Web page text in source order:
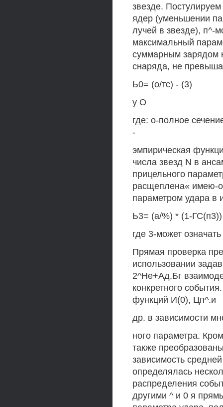
звезде.
ядер (уменьшении
лучей в звезде), п^-
максимальный
суммарным зарядом
снаряда, не
Ь0= (о/тс) - (3)
у О
где: о-полное
-
эмпирическая
числа звезд N в
прицельного
расщеплена« имею-
параметром удара в
Ь3= (а/%) * (1-
где 3-может
Прямая проверка
использовании
2^Не+Ад,Бг
конкретного
функций И(0), Цп^.и
др. в зависимости
ного параметра.
также
зависимость
определялась
распределения
другими ^ и 0 я